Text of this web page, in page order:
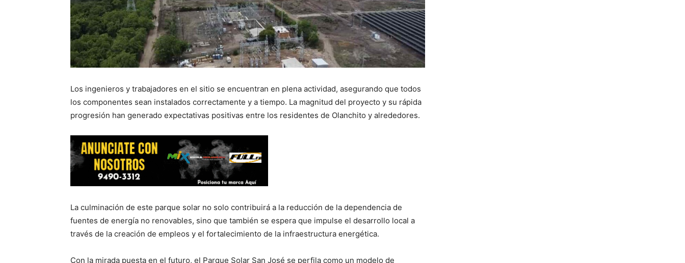
Los ingenieros y trabajadores en el sitio se encuentran en plena actividad, asegurando que todos
los componentes sean instalados correctamente y a tiempo. La magnitud del proyecto y su rápida
progresión han generado expectativas positivas entre los residentes de Olanchito y alrededores.
La culminación de este parque solar no solo contribuirá a la reducción de la dependencia de
fuentes de energía no renovables, sino que también se espera que impulse el desarrollo local a
través de la creación de empleos y el fortalecimiento de la infraestructura energética.
Con la mirada puesta en el futuro, el Parque Solar San José se perfila como un modelo de